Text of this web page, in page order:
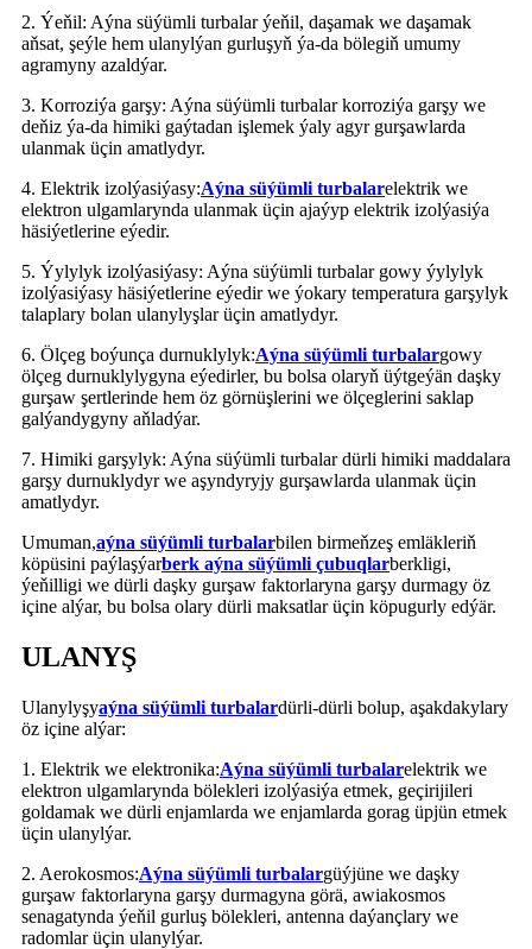
2. Ýeňil: Aýna süýümli turbalar ýeňil, daşamak we daşamak
aňsat, şeýle hem ulanylýan gurluşyň ýa-da bölegiň umumy
agramyny azaldýar.
3. Korroziýa garşy: Aýna süýümli turbalar korroziýa garşy we
deňiz ýa-da himiki gaýtadan işlemek ýaly agyr gurşawlarda
ulanmak üçin amatlydyr.
4. Elektrik izolýasiýasy:Aýna süýümli turbalarelektrik we
elektron ulgamlarynda ulanmak üçin ajaýyp elektrik izolýasiýa
häsiýetlerine eýedir.
5. Ýylylyk izolýasiýasy: Aýna süýümli turbalar gowy ýylylyk
izolýasiýasy häsiýetlerine eýedir we ýokary temperatura garşylyk
talaplary bolan ulanylyşlar üçin amatlydyr.
6. Ölçeg boýunça durnuklylyk:Aýna süýümli turbalargowy
ölçeg durnuklylygyna eýedirler, bu bolsa olaryň üýtgeýän daşky
gurşaw şertlerinde hem öz görnüşlerini we ölçeglerini saklap
galýandygyny aňladýar.
7. Himiki garşylyk: Aýna süýümli turbalar dürli himiki maddalara
garşy durnuklydyr we aşyndyryjy gurşawlarda ulanmak üçin
amatlydyr.
Umuman,aýna süýümli turbalarbilen birmeňzeş emläkleriň
köpüsini paýlaşýarberk aýna süýümli çubuqlarberkligi,
ýeňilligi we dürli daşky gurşaw faktorlaryna garşy durmagy öz
içine alýar, bu bolsa olary dürli maksatlar üçin köpugurly edýär.
ULANYŞ
Ulanylyşyaýna süýümli turbalardürli-dürli bolup, aşakdakylary
öz içine alýar:
1. Elektrik we elektronika:Aýna süýümli turbalarelektrik we
elektron ulgamlarynda bölekleri izolýasiýa etmek, geçirijileri
goldamak we dürli enjamlarda we enjamlarda gorag üpjün etmek
üçin ulanylýar.
2. Aerokosmos:Aýna süýümli turbalargüýjüne we daşky
gurşaw faktorlaryna garşy durmagyna görä, awiakosmos
senagatynda ýeňil gurluş bölekleri, antenna daýançlary we
radomlar üçin ulanylýar.